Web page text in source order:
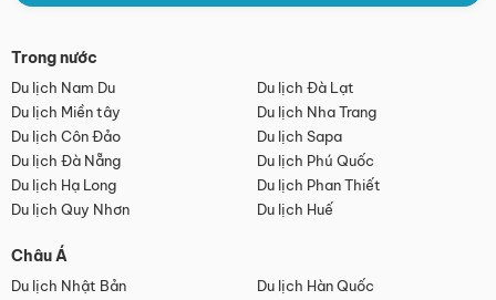
Trong nước
Du lịch Nam Du
Du lịch Đà Lạt
Du lịch Miền tây
Du lịch Nha Trang
Du lịch Côn Đảo
Du lịch Sapa
Du lịch Đà Nẵng
Du lịch Phú Quốc
Du lịch Hạ Long
Du lịch Phan Thiết
Du lịch Quy Nhơn
Du lịch Huế
Châu Á
Du lịch Nhật Bản
Du lịch Hàn Quốc